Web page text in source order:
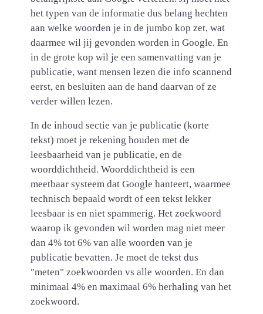
het typen van de informatie dus belang hechten
aan welke woorden je in de jumbo kop zet, wat
daarmee wil jij gevonden worden in Google. En
in de grote kop wil je een samenvatting van je
publicatie, want mensen lezen die info scannend
eerst, en besluiten aan de hand daarvan of ze
verder willen lezen.
In de inhoud sectie van je publicatie (korte
tekst) moet je rekening houden met de
leesbaarheid van je publicatie, en de
woorddichtheid. Woorddichtheid is een
meetbaar systeem dat Google hanteert, waarmee
technisch bepaald wordt of een tekst lekker
leesbaar is en niet spammerig. Het zoekwoord
waarop ik gevonden wil worden mag niet meer
dan 4% tot 6% van alle woorden van je
publicatie bevatten. Je moet de tekst dus
"meten" zoekwoorden vs alle woorden. En dan
minimaal 4% en maximaal 6% herhaling van het
zoekwoord.